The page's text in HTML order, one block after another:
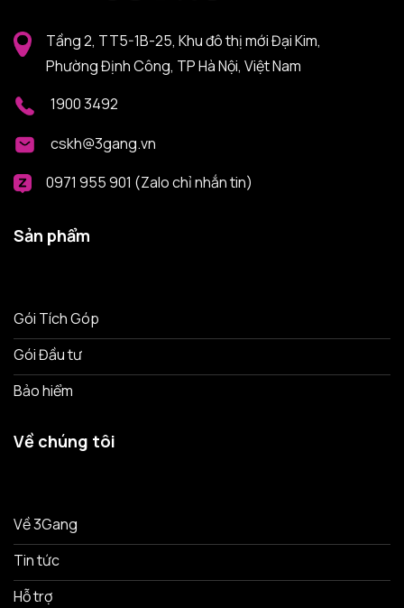
Tầng 2, TT5-1B-25, Khu đô thị mới Đại Kim,
Phường Định Công, TP Hà Nội, Việt Nam
1900 3492
cskh@3gang.vn
0971 955 901 (Zalo chỉ nhắn tin)
Sản phẩm
Gói Tích Góp
Gói Đầu tư
Bảo hiểm
Về chúng tôi
Về 3Gang
Tin tức
Hỗ trợ